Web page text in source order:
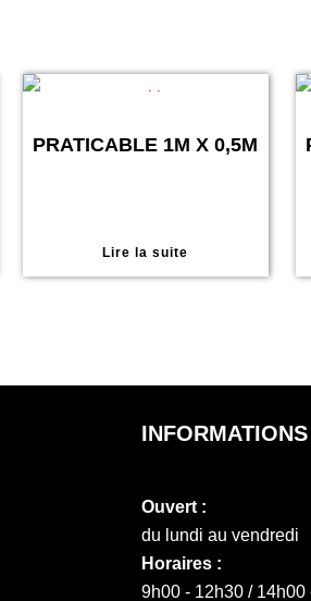
PRATICABLE 1M X 0,5M
Lire la suite
INFORMATIONS
Ouvert :
du lundi au vendredi
Horaires :
9h00 - 12h30 / 14h00